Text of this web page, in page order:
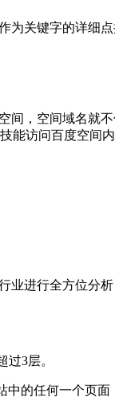
关键字的详细
，空间域名就
能访问百度空间
进行全方位分
3层。
的任何一个页